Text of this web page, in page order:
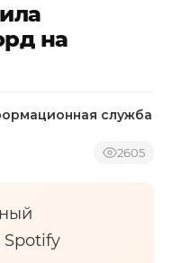
на
служба
2605
Spotify